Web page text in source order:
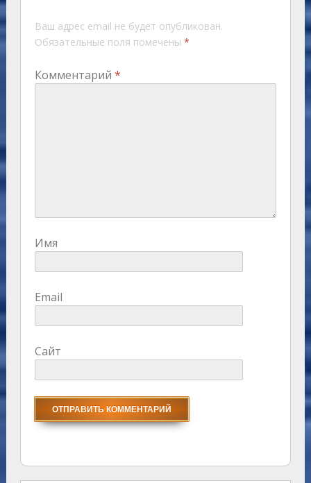
Ваш адрес email не будет опубликован.
Обязательные поля помечены *
Комментарий *
Имя
Email
Сайт